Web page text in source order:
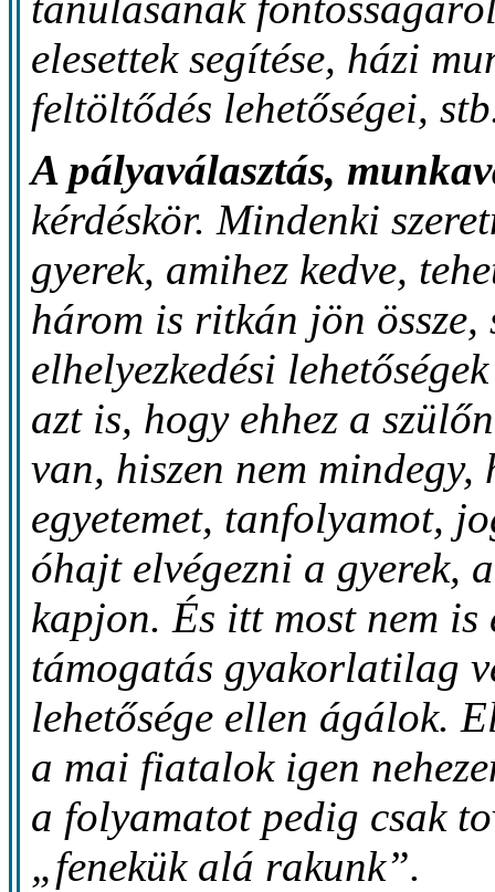
elesettek segítése, házi
feltöltődés lehetőségei,
A pályaválasztás,
kérdéskör. Mindenki
gyerek, amihez kedve,
három is ritkán jön össze,
elhelyezkedési
azt is, hogy ehhez a
van, hiszen nem
egyetemet, tanfolyamot,
óhajt elvégezni a gyerek,
kapjon. És itt most nem is
támogatás gyakorlatilag
lehetősége ellen ágálok.
a mai fiatalok igen
a folyamatot pedig csak
„fenekük alá rakunk”.